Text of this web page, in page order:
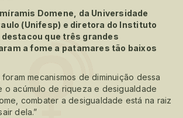
Domene, da Universidade
(Unifesp) e diretora do Instituto
destacou que três grandes
a fome a patamares tão baixos
foram mecanismos de diminuição dessa
o acúmulo de riqueza e desigualdade
combater a desigualdade está na raiz
dela.”